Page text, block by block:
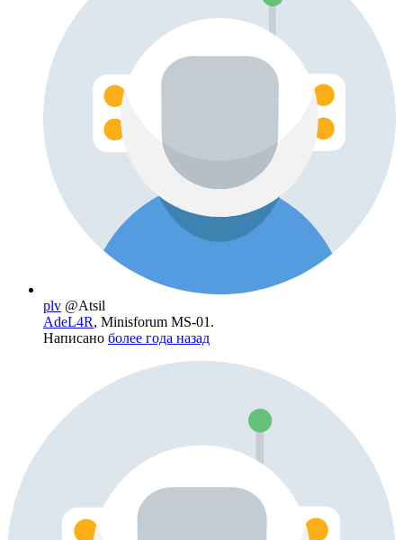
plv @Atsil
AdeL4R, Minisforum MS-01.
Написано более года назад